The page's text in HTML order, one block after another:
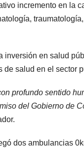
incremento en la
inversión en salud
salud en el sector
profundo sentido
del Gobierno de
dos ambulancias